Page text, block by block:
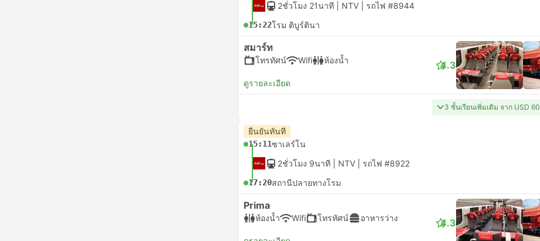
2ชั่วโมง 21นาที | NTV รถไฟ #8944
15:22โรม ติบูร์ตินา
สมาร์ท
โทรทัศน์ Wifi ห้องน้ำ
ดูรายละเอียด
4.3
3 ชั้นเรียนเพิ่มเติม จาก USD 60
ยืนยันทันที
15:11ซาเลร์โน
2ชั่วโมง 9นาที | NTV รถไฟ #8922
17:20สถานีปลายทางโรม
Prima
ห้องน้ำ Wifi โทรทัศน์ อาหารว่าง 4.3